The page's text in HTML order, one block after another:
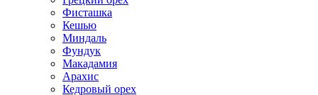
Фисташка
Кешью
Миндаль
Фундук
Макадамия
Арахис
Кедровый орех